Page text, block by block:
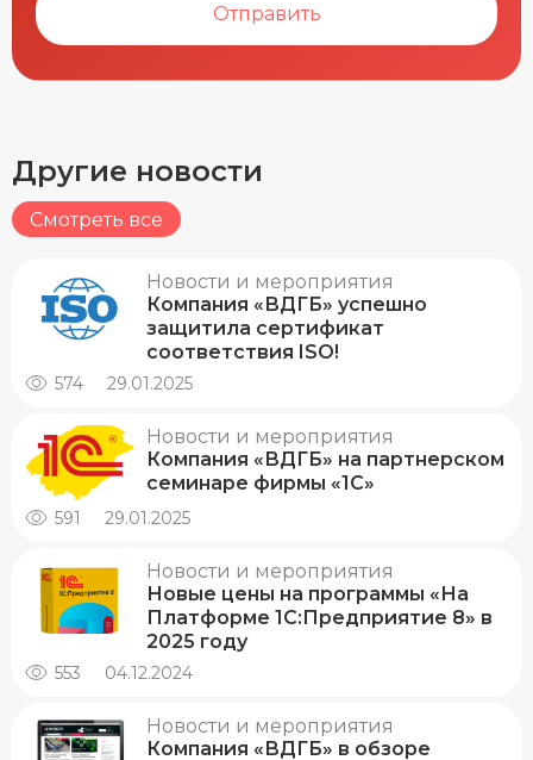
Отправить
Другие новости
Смотреть все
Новости и мероприятия
Компания «ВДГБ» успешно
защитила сертификат
соответствия ISO!
574 29.01.2025
Новости и мероприятия
Компания «ВДГБ» на партнерском
семинаре фирмы «1С»
591 29.01.2025
Новости и мероприятия
Новые цены на программы «На
Платформе 1С:Предприятие 8» в
2025 году
553 04.12.2024
Новости и мероприятия
Компания «ВДГБ» в обзоре